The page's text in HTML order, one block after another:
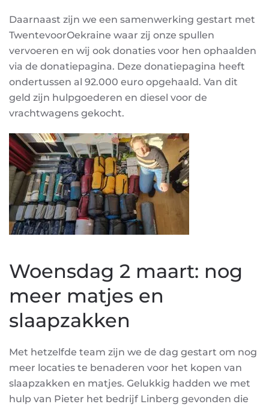
Daarnaast zijn we een samenwerking gestart met
TwentevoorOekraine waar zij onze spullen
vervoeren en wij ook donaties voor hen ophaalden
via de donatiepagina. Deze donatiepagina heeft
ondertussen al 92.000 euro opgehaald. Van dit
geld zijn hulpgoederen en diesel voor de
vrachtwagens gekocht.
Woensdag 2 maart: nog
meer matjes en
slaapzakken
Met hetzelfde team zijn we de dag gestart om nog
meer locaties te benaderen voor het kopen van
slaapzakken en matjes. Gelukkig hadden we met
hulp van Pieter het bedrijf Linberg gevonden die